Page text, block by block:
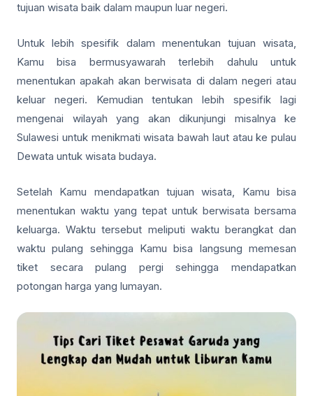
tujuan wisata baik dalam maupun luar negeri.
Untuk lebih spesifik dalam menentukan tujuan wisata,
Kamu bisa bermusyawarah terlebih dahulu untuk
menentukan apakah akan berwisata di dalam negeri atau
keluar negeri. Kemudian tentukan lebih spesifik lagi
mengenai wilayah yang akan dikunjungi misalnya ke
Sulawesi untuk menikmati wisata bawah laut atau ke pulau
Dewata untuk wisata budaya.
Setelah Kamu mendapatkan tujuan wisata, Kamu bisa
menentukan waktu yang tepat untuk berwisata bersama
keluarga. Waktu tersebut meliputi waktu berangkat dan
waktu pulang sehingga Kamu bisa langsung memesan
tiket secara pulang pergi sehingga mendapatkan
potongan harga yang lumayan.